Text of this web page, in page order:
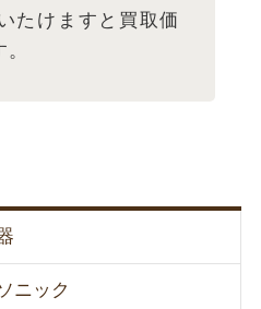
たけますと買取価
ニック